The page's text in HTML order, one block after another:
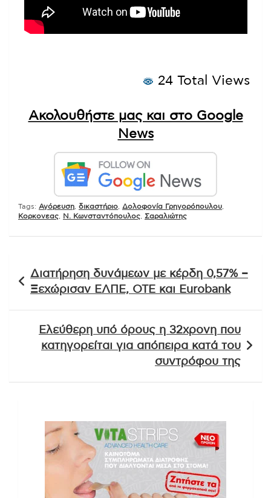
24 Total Views
Ακολουθήστε μας και στο Google
News
Tags: Αγόρευση δικαστήριο Δολοφονία Γρηγορόπουλου
Κορκονεας
Ν. Κωνσταντόπουλος Σαραλιώτης
άρθρων
Διατήρηση δυνάμεων με κέρδη 0,57% –
Ξεχώρισαν ΕΛΠΕ, ΟΤΕ και Eurobank
Ελεύθερη υπό όρους η 32χρονη που
κατηγορείται για απόπειρα κατά του
συντρόφου της